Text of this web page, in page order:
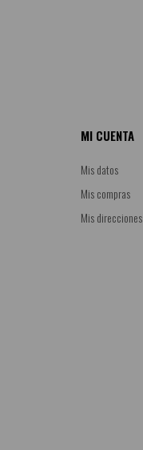
MI CUENTA
Mis datos
Mis compras
Mis direcciones